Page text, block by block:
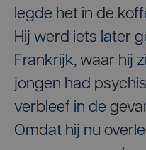
legde het in de
Hij werd iets later
Frankrijk, waar hij
jongen had
verbleef in de
Omdat hij nu